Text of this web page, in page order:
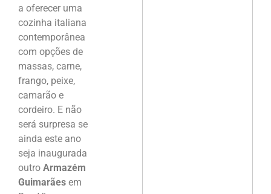
a oferecer uma
cozinha italiana
contemporânea
com opções de
massas, carne,
frango, peixe,
camarão e
cordeiro. E não
será surpresa se
ainda este ano
seja inaugurada
outro Armazém
Guimarães em